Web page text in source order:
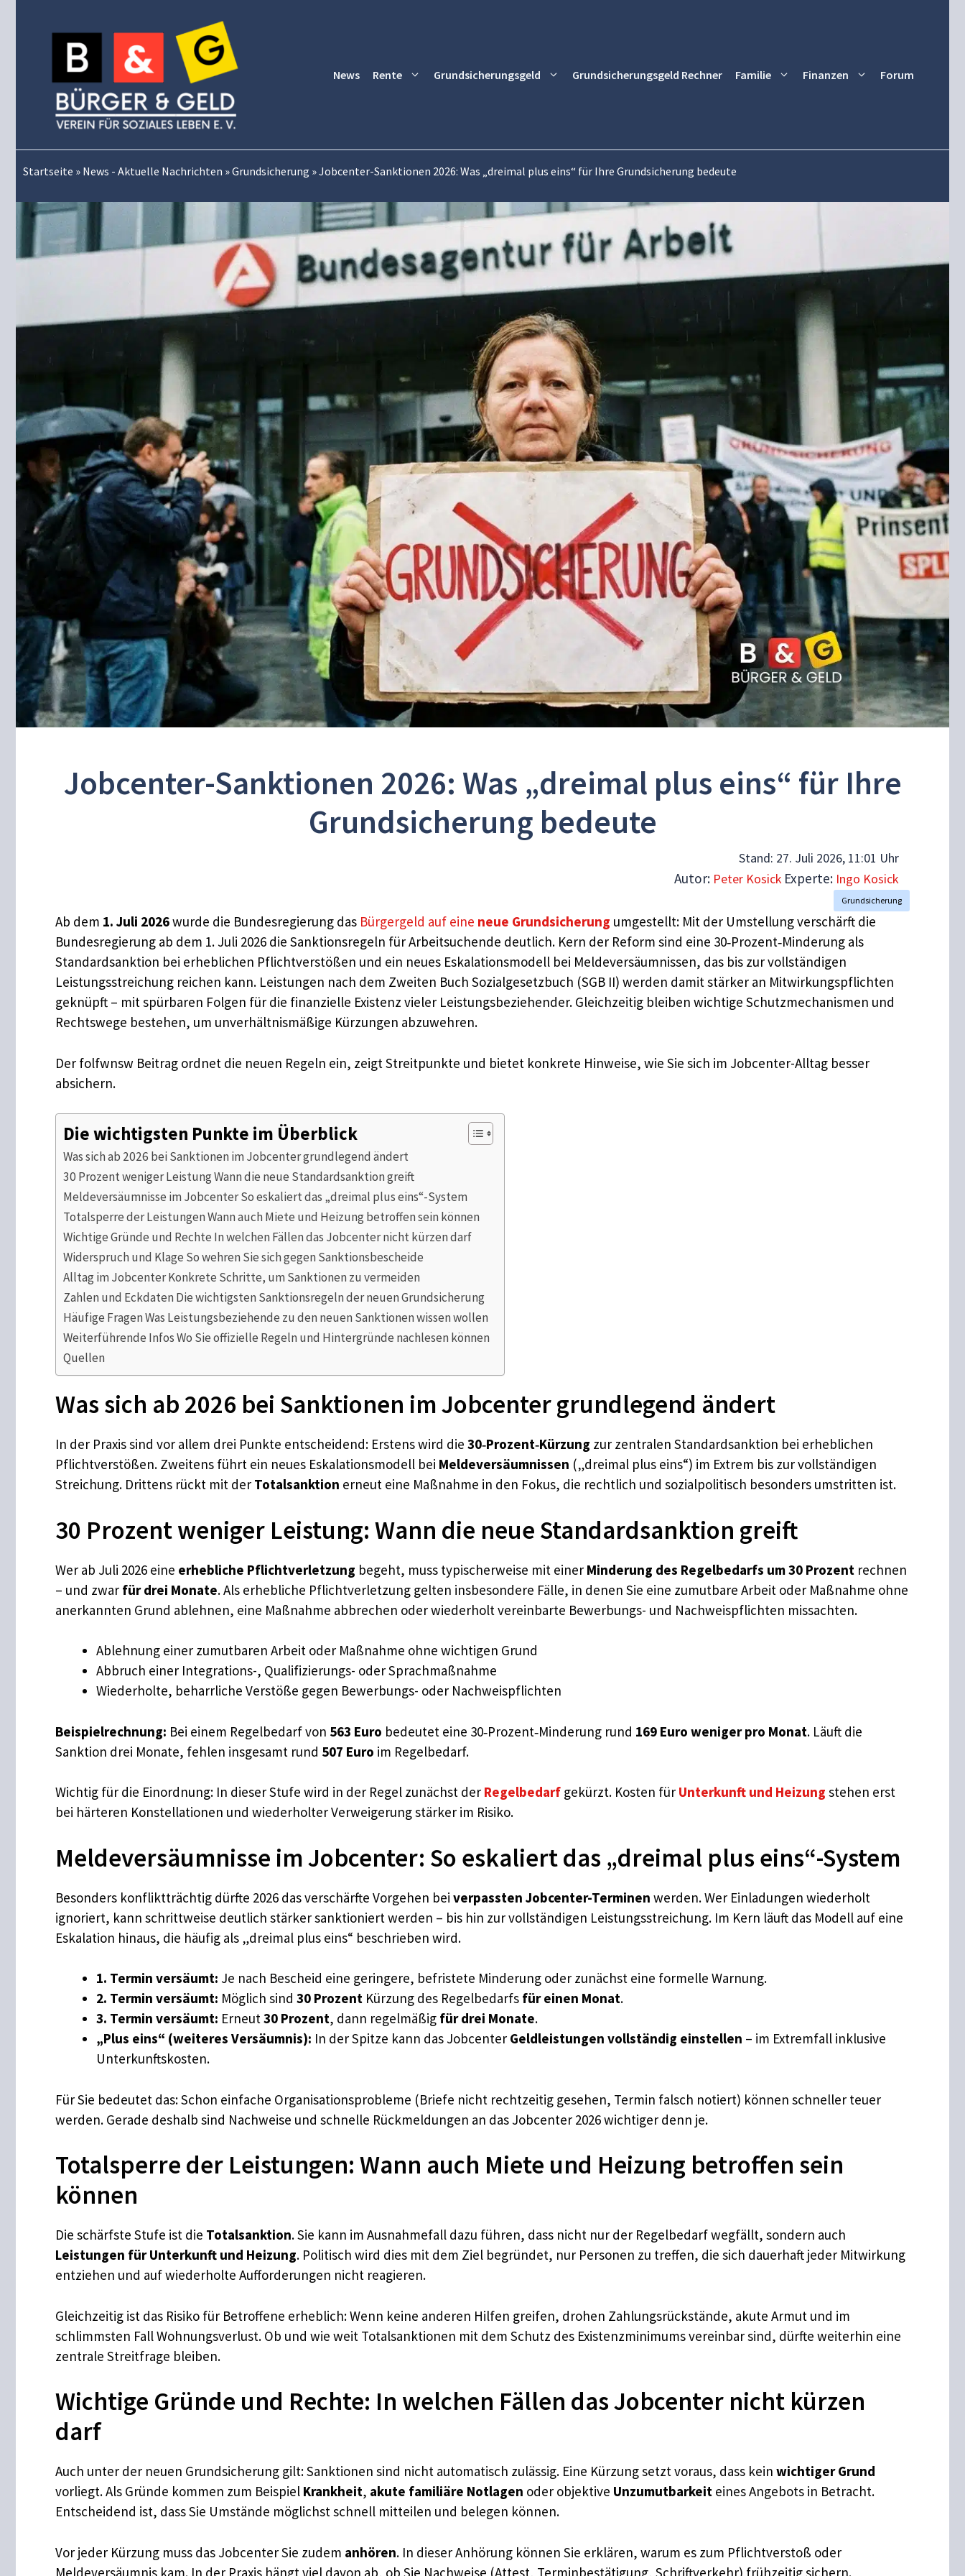
News Rente Grundsicherungsgeld Grundsicherungsgeld Rechner Familie Finanzen Forum
Startseite » News - Aktuelle Nachrichten »Grundsicherung »Jobcenter-Sanktionen 2026: Was „dreimal plus eins“ für Ihre Grundsicherung bedeute
Jobcenter-Sanktionen 2026: Was „dreimal plus eins“ für Ihre
Grundsicherung bedeute
Stand: 27. Juli 2026, 11:01 Uhr
Autor: Peter Kosick Experte: Ingo Kosick
Grundsicherung
Ab dem 1. Juli 2026wurde die Bundesregierung das Bürgergeld auf eine neue Grundsicherung umgestellt: Mit der Umstellung verschärft die
Bundesregierung ab dem 1. Juli 2026 die Sanktionsregeln für Arbeitsuchende deutlich. Kern der Reform sind eine 30‑Prozent‑Minderung als
Standardsanktion bei erheblichen Pflichtverstößen und ein neues Eskalationsmodell bei Meldeversäumnissen, das bis zur vollständigen
Leistungsstreichung reichen kann. Leistungen nach dem Zweiten Buch Sozialgesetzbuch (SGB II) werden damit stärker an Mitwirkungspflichten
geknüpft – mit spürbaren Folgen für die finanzielle Existenz vieler Leistungsbeziehender. Gleichzeitig bleiben wichtige Schutzmechanismen und
Rechtswege bestehen, um unverhältnismäßige Kürzungen abzuwehren.
Der folfwnsw Beitrag ordnet die neuen Regeln ein, zeigt Streitpunkte und bietet konkrete Hinweise, wie Sie sich im Jobcenter-Alltag besser
absichern.
Die wichtigsten Punkte im Überblick
Was sich ab 2026 bei Sanktionen im Jobcenter grundlegend ändert
30 Prozent weniger Leistung Wann die neue Standardsanktion greift
Meldeversäumnisse im Jobcenter So eskaliert das „dreimal plus eins“-System
Totalsperre der Leistungen Wann auch Miete und Heizung betroffen sein können
Wichtige Gründe und Rechte In welchen Fällen das Jobcenter nicht kürzen darf
Widerspruch und Klage So wehren Sie sich gegen Sanktionsbescheide
Alltag im Jobcenter Konkrete Schritte, um Sanktionen zu vermeiden
Zahlen und Eckdaten Die wichtigsten Sanktionsregeln der neuen Grundsicherung
Häufige Fragen Was Leistungsbeziehende zu den neuen Sanktionen wissen wollen
Weiterführende Infos Wo Sie offizielle Regeln und Hintergründe nachlesen können
Quellen
Was sich ab 2026 bei Sanktionen im Jobcenter grundlegend ändert
In der Praxis sind vor allem drei Punkte entscheidend: Erstens wird die 30‑Prozent‑Kürzung zur zentralen Standardsanktion bei erheblichen
Pflichtverstößen. Zweitens führt ein neues Eskalationsmodell bei Meldeversäumnissen („dreimal plus eins“) im Extrem bis zur vollständigen
Streichung. Drittens rückt mit der Totalsanktion erneut eine Maßnahme in den Fokus, die rechtlich und sozialpolitisch besonders umstritten ist.
30 Prozent weniger Leistung: Wann die neue Standardsanktion greift
Wer ab Juli 2026 eine erhebliche Pflichtverletzung begeht, muss typischerweise mit einer Minderung des Regelbedarfs um 30 Prozent rechnen
– und zwar für drei Monate. Als erhebliche Pflichtverletzung gelten insbesondere Fälle, in denen Sie eine zumutbare Arbeit oder Maßnahme ohne
anerkannten Grund ablehnen, eine Maßnahme abbrechen oder wiederholt vereinbarte Bewerbungs- und Nachweispflichten missachten.
Ablehnung einer zumutbaren Arbeit oder Maßnahme ohne wichtigen Grund
Abbruch einer Integrations-, Qualifizierungs- oder Sprachmaßnahme
Wiederholte, beharrliche Verstöße gegen Bewerbungs- oder Nachweispflichten
Beispielrechnung: Bei einem Regelbedarf von 563 Euro bedeutet eine 30‑Prozent‑Minderung rund 169 Euro weniger pro Monat. Läuft die
Sanktion drei Monate, fehlen insgesamt rund 507 Euro im Regelbedarf.
Wichtig für die Einordnung: In dieser Stufe wird in der Regel zunächst der Regelbedarf gekürzt. Kosten für Unterkunft und Heizung stehen erst
bei härteren Konstellationen und wiederholter Verweigerung stärker im Risiko.
Meldeversäumnisse im Jobcenter: So eskaliert das „dreimal plus eins“-System
Besonders konfliktträchtig dürfte 2026 das verschärfte Vorgehen bei verpassten Jobcenter-Terminen werden. Wer Einladungen wiederholt
ignoriert, kann schrittweise deutlich stärker sanktioniert werden – bis hin zur vollständigen Leistungsstreichung. Im Kern läuft das Modell auf eine
Eskalation hinaus, die häufig als „dreimal plus eins“ beschrieben wird.
1. Termin versäumt: Je nach Bescheid eine geringere, befristete Minderung oder zunächst eine formelle Warnung.
2. Termin versäumt: Möglich sind 30 Prozent Kürzung des Regelbedarfs für einen Monat.
3. Termin versäumt: Erneut30 Prozent, dann regelmäßig für drei Monate.
„Plus eins“ (weiteres Versäumnis): In der Spitze kann das Jobcenter Geldleistungen vollständig einstellen – im Extremfall inklusive
Unterkunftskosten.
Für Sie bedeutet das: Schon einfache Organisationsprobleme (Briefe nicht rechtzeitig gesehen, Termin falsch notiert) können schneller teuer
werden. Gerade deshalb sind Nachweise und schnelle Rückmeldungen an das Jobcenter 2026 wichtiger denn je.
Totalsperre der Leistungen: Wann auch Miete und Heizung betroffen sein
können
Die schärfste Stufe ist die Totalsanktion. Sie kann im Ausnahmefall dazu führen, dass nicht nur der Regelbedarf wegfällt, sondern auch
Leistungen für Unterkunft und Heizung. Politisch wird dies mit dem Ziel begründet, nur Personen zu treffen, die sich dauerhaft jeder Mitwirkung
entziehen und auf wiederholte Aufforderungen nicht reagieren.
Gleichzeitig ist das Risiko für Betroffene erheblich: Wenn keine anderen Hilfen greifen, drohen Zahlungsrückstände, akute Armut und im
schlimmsten Fall Wohnungsverlust. Ob und wie weit Totalsanktionen mit dem Schutz des Existenzminimums vereinbar sind, dürfte weiterhin eine
zentrale Streitfrage bleiben.
Wichtige Gründe und Rechte: In welchen Fällen das Jobcenter nicht kürzen
darf
Auch unter der neuen Grundsicherung gilt: Sanktionen sind nicht automatisch zulässig. Eine Kürzung setzt voraus, dass kein wichtiger Grund
vorliegt. Als Gründe kommen zum Beispiel Krankheit, akute familiäre Notlagen oder objektive Unzumutbarkeit eines Angebots in Betracht.
Entscheidend ist, dass Sie Umstände möglichst schnell mitteilen und belegen können.
Vor jeder Kürzung muss das Jobcenter Sie zudem anhören. In dieser Anhörung können Sie erklären, warum es zum Pflichtverstoß oder
Meldeversäumnis kam. In der Praxis hängt viel davon ab, ob Sie Nachweise (Attest, Terminbestätigung, Schriftverkehr) frühzeitig sichern.